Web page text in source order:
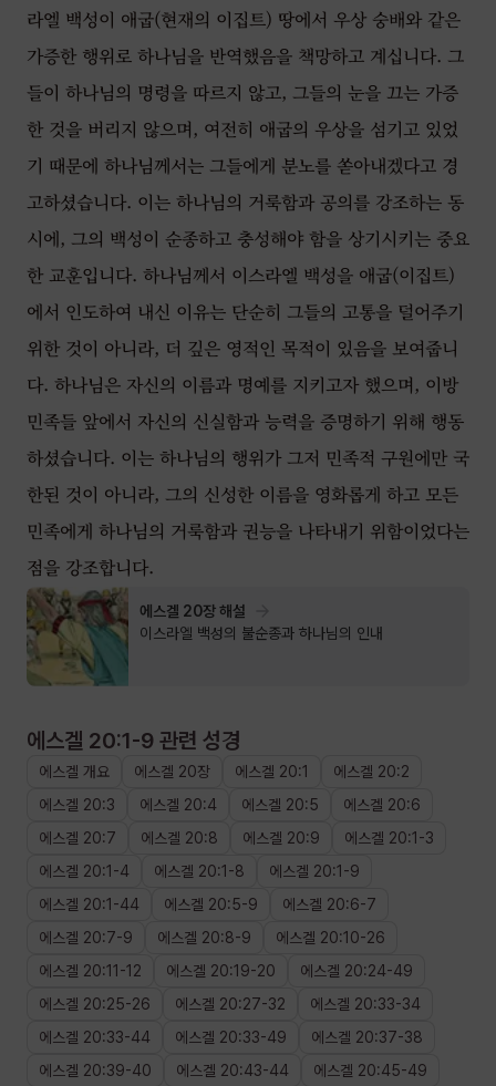
라엘 백성이 애굽(현재의 이집트) 땅에서 우상 숭배와 같은
가증한 행위로 하나님을 반역했음을 책망하고 계십니다. 그
들이 하나님의 명령을 따르지 않고, 그들의 눈을 끄는 가증
한 것을 버리지 않으며, 여전히 애굽의 우상을 섬기고 있었
기 때문에 하나님께서는 그들에게 분노를 쏟아내겠다고 경
고하셨습니다. 이는 하나님의 거룩함과 공의를 강조하는 동
시에, 그의 백성이 순종하고 충성해야 함을 상기시키는 중요
한 교훈입니다. 하나님께서 이스라엘 백성을 애굽(이집트)
에서 인도하여 내신 이유는 단순히 그들의 고통을 덜어주기
위한 것이 아니라, 더 깊은 영적인 목적이 있음을 보여줍니
다. 하나님은 자신의 이름과 명예를 지키고자 했으며, 이방
민족들 앞에서 자신의 신실함과 능력을 증명하기 위해 행동
하셨습니다. 이는 하나님의 행위가 그저 민족적 구원에만 국
한된 것이 아니라, 그의 신성한 이름을 영화롭게 하고 모든
민족에게 하나님의 거룩함과 권능을 나타내기 위함이었다는
점을 강조합니다.
에스겔 20장 해설
이스라엘 백성의 불순종과 하나님의 인내
에스겔 20:1-9 관련 성경
에스겔 개요 에스겔 20장 에스겔 20:1 에스겔 20:2
에스겔 20:3 에스겔 20:4 에스겔 20:5 에스겔 20:6
에스겔 20:7 에스겔 20:8 에스겔 20:9 에스겔 20:1 -3
에스겔 20:1 -4 에스겔 20:1 -8 에스겔 20:1 -9
에스겔 20:1 -44 에스겔 20:5-9 에스겔 20:6-7
에스겔 20:7-9 에스겔 20:8-9 에스겔 20:10-26
에스겔 20:11 -12 에스겔 20:19-20 에스겔 20:24-49
에스겔 20:25-26 에스겔 20:27-32 에스겔 20:33-34
에스겔 20:33-44 에스겔 20:33-49 에스겔 20:37-38
에스겔 20:39-40 에스겔 20:43-44 에스겔 20:45-49